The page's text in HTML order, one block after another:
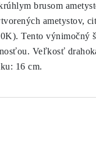
brusom
ametystov,
Tento výnimočný
Veľkosť
16 cm.